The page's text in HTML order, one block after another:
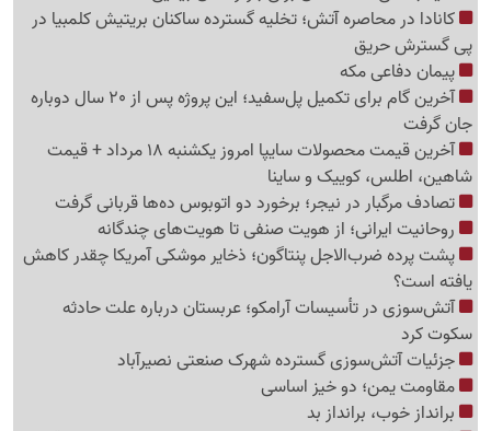
کانادا در محاصره آتش؛ تخلیه گسترده ساکنان بریتیش کلمبیا در
پی گسترش حریق
پیمان دفاعی مکه
آخرین گام برای تکمیل پل‌سفید؛ این پروژه پس از 20 سال دوباره
جان گرفت
آخرین قیمت محصولات سایپا امروز یکشنبه 18 مرداد + قیمت
شاهین، اطلس، کوییک و ساینا
تصادف مرگبار در نیجر؛ برخورد دو اتوبوس ده‌ها قربانی گرفت
روحانیت ایرانی؛ از هویت صنفی تا هویت‌های چندگانه
پشت پرده ضرب‌الاجل پنتاگون؛ ذخایر موشکی آمریکا چقدر کاهش
یافته است؟
آتش‌سوزی در تأسیسات آرامکو؛ عربستان درباره علت حادثه
سکوت کرد
جزئیات آتش‌سوزی گسترده شهرک صنعتی نصیرآباد
مقاومت یمن؛ دو خیز اساسی
برانداز خوب، برانداز بد